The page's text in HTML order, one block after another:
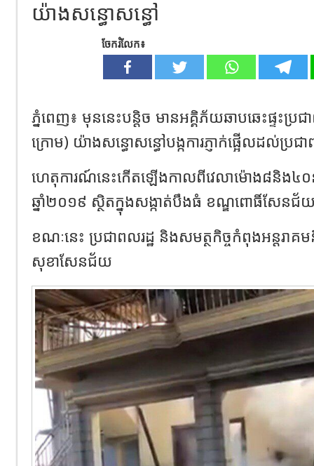
យ៉ាងសន្ធោសន្ធៅ
ចែករំលែក៖
ភ្នំពេញ៖ មុននេះបន្តិច មានអគ្គិភ័យឆាបឆេះផ្ទះប្រ
ក្រោម) យ៉ាងសន្ធោសន្ធៅបង្កការភ្ញាក់ផ្អើលដល់ប្រ
ហេតុការណ៍នេះកើតឡើងកាលពីវេលាម៉ោង៨និង៤០
ឆ្នាំ២០១៩​ ស្ថិតក្នុងសង្កាត់បឹងធំ​ ខណ្ឌពោធិ៍សែនជ័យ
ខណៈនេះ ប្រជាពលរដ្ឋ និងសមត្ថកិច្ចកំពុងអន្តរាគ
សុខាសែនជ័យ